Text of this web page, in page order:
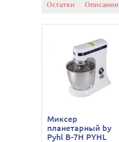
Остатки Описание
Миксер
планетарный by
Pyhl B-7H PYHL